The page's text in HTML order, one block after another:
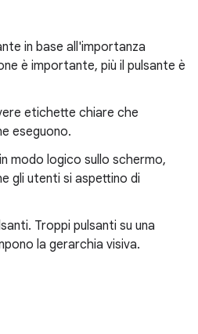
in base all'importanza
è importante, più il pulsante è
etichette chiare che
eseguono.
modo logico sullo schermo,
gli utenti si aspettino di
Troppi pulsanti su una
la gerarchia visiva.